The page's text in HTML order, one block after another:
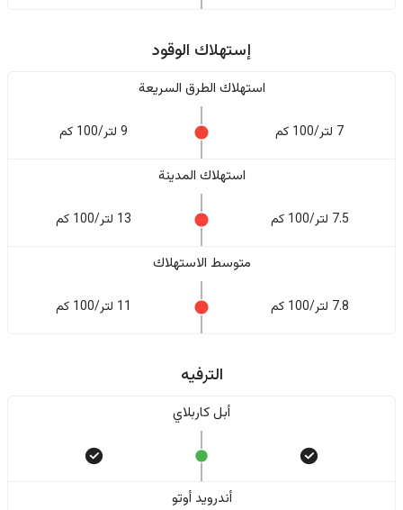
إستهلاك الوقود
استهلاك الطرق السريعة
7 لتر/100 كم 9 لتر/100 كم
استهلاك المدينة
7.5 لتر/100 كم 13 لتر/100 كم
متوسط الاستهلاك
7.8 لتر/100 كم 11 لتر/100 كم
الترفيه
أبل كاربلاي
أندرويد أوتو